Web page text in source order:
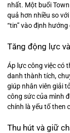
nhất. Một buổi
quả hơn nhiều so
“tin” vào định
Tăng động lực
Áp lực công việc có
danh thành tích,
giúp nhân viên giải
công sức của mình
chính là yếu tố then
Thu hút và giữ